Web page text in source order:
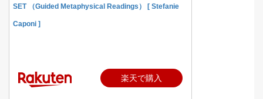
SET （Guided Metaphysical Readings） [ Stefanie
Caponi ]
楽天で購入